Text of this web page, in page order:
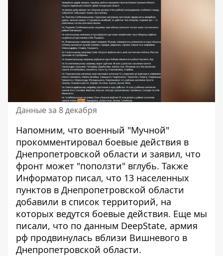
Данные за 8 декабря
Напомним, что военный "Мучной"
прокомментировал боевые действия в
Днепропетровской области и заявил, что
фронт может "поползти" вглубь. Также
Информатор писал, что 13 населенных
пунктов в Днепропетровской области
добавили в список территорий, на
которых ведутся боевые действия. Еще мы
писали, что по данным DeepState, армия
рф продвинулась вблизи Вишневого в
Днепропетровской области.